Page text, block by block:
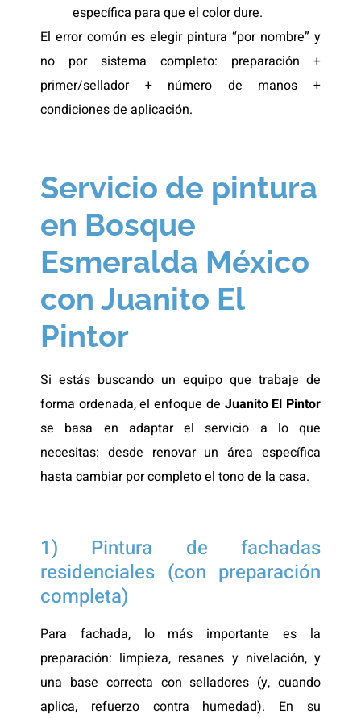
específica para que el color dure.
El error común es elegir pintura “por nombre” y
no por sistema completo: preparación +
primer/sellador + número de manos +
condiciones de aplicación.
Servicio de pintura
en Bosque
Esmeralda México
con Juanito El
Pintor
Si estás buscando un equipo que trabaje de
forma ordenada, el enfoque de Juanito El Pintor
se basa en adaptar el servicio a lo que
necesitas: desde renovar un área específica
hasta cambiar por completo el tono de la casa.
1) Pintura de fachadas
residenciales (con preparación
completa)
Para fachada, lo más importante es la
preparación: limpieza, resanes y nivelación, y
una base correcta con selladores (y, cuando
aplica, refuerzo contra humedad). En su